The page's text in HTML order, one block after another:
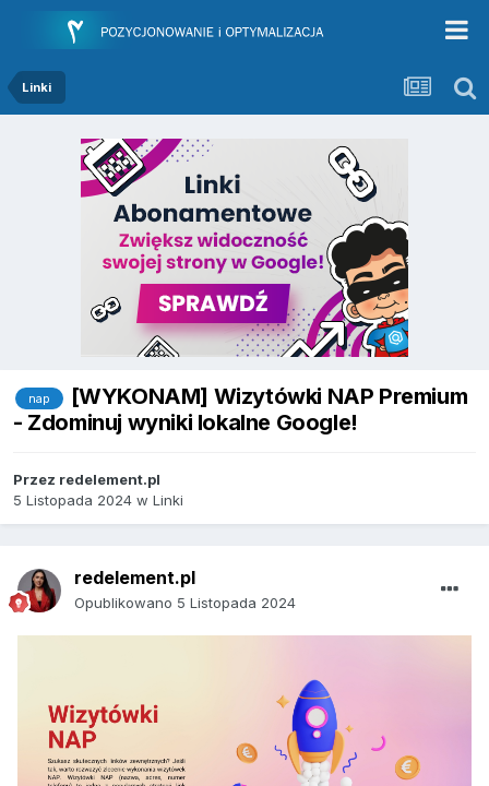
Linki
nap
[WYKONAM] Wizytówki NAP Premium
- Zdominuj wyniki lokalne Google!
Przez redelement.pl
5 Listopada 2024 w Linki
redelement.pl
Opublikowano 5 Listopada 2024